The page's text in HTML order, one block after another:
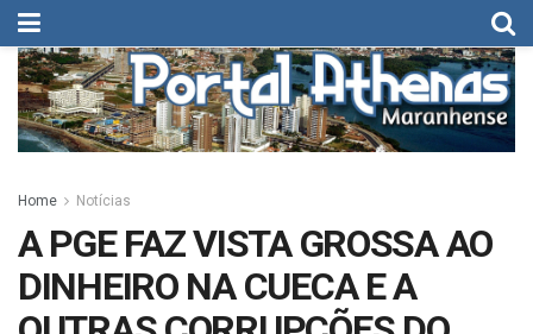
Home Notícias
A PGE FAZ VISTA GROSSA AO
DINHEIRO NA CUECA E A